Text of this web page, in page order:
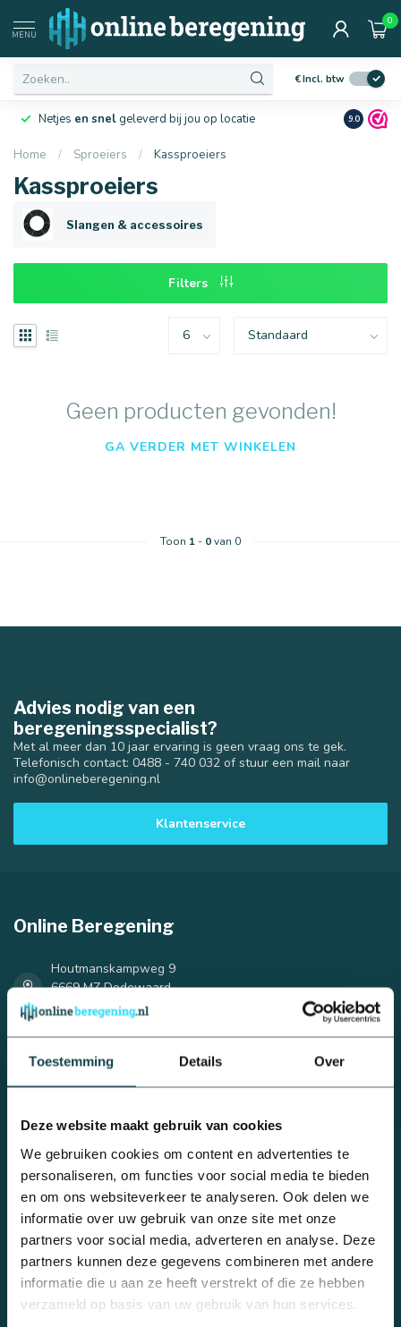
Toestemming Details Over
Deze website maakt gebruik van cookies
We gebruiken cookies om content en advertenties te
personaliseren, om functies voor social media te bieden
en om ons websiteverkeer te analyseren. Ook delen we
informatie over uw gebruik van onze site met onze
partners voor social media, adverteren en analyse. Deze
partners kunnen deze gegevens combineren met andere
informatie die u aan ze heeft verstrekt of die ze hebben
verzameld op basis van uw gebruik van hun services.
MENU
0
€Incl. btw
Netjes en snelgeleverd bij jou op locatie Ruim10
9.0
Home / Sproeiers / Kassproeiers
Kassproeiers
Slangen & accessoires
Filters
Geen producten gevonden!
GA VERDER MET WINKELEN
Toon 1 - 0van 0
Afmetingen
16 mm
Advies nodig van een
beregeningsspecialist?
Met al meer dan 10 jaar ervaring is geen vraag ons te gek.
Telefonisch contact: 0488 - 740 032 of stuur een mail naar
info@onlineberegening.nl
Klantenservice
Online Beregening
Houtmanskampweg 9
6669 MZ Dodewaard
Nederland
0488 - 740 032
Categorieën
Complete beregeningssets
Bulkvoordeel
Druppelbevloeiing
Sproeiers
Beregeningspompen
Automatische beregening
Beregeningsplan?